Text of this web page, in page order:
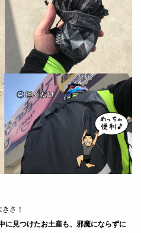
さ！
に見つけたお土産も、邪魔にならずに